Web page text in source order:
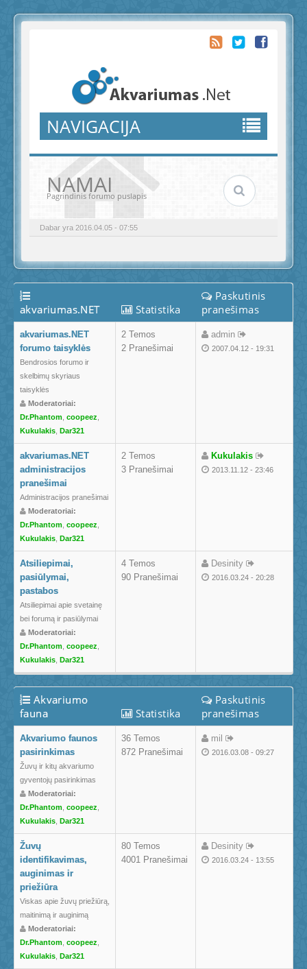
NAVIGACIJA
Registruotis
Prisijungti
E-akvariumai.lt
Akvariumai.lt
Išplėstinė paieška
Komanda
NAMAI
Pagrindinis forumo puslapis
Dabar yra 2016.04.05 - 07:55
akvariumas.NET Statistika
Paskutinis
pranešimas
akvariumas.NET
forumo taisyklės
Bendrosios forumo ir
skelbimų skyriaus
taisyklės
Moderatoriai:
Dr.Phantom coopeez
Kukulakis Dar321
2 Temos
2 Pranešimai
admin
2007.04.12 - 19:31
akvariumas.NET
administracijos
pranešimai
Administracijos pranešimai
Moderatoriai:
Dr.Phantom coopeez
Kukulakis Dar321
2 Temos
3 Pranešimai
Kukulakis
2013.11.12 - 23:46
Atsiliepimai,
pasiūlymai,
pastabos
Atsiliepimai apie svetainę
bei forumą ir pasiūlymai
Moderatoriai:
Dr.Phantom coopeez
Kukulakis Dar321
4 Temos
90 Pranešimai
Desinity
2016.03.24 - 20:28
Akvariumo
fauna
Statistika
Paskutinis
pranešimas
Akvariumo faunos
pasirinkimas
Žuvų ir kitų akvariumo
gyventojų pasirinkimas
Moderatoriai:
Dr.Phantom coopeez
Kukulakis Dar321
36 Temos
872 Pranešimai
mil
2016.03.08 - 09:27
Žuvų
identifikavimas,
auginimas ir
priežiūra
Viskas apie žuvų priežiūrą,
maitinimą ir auginimą
Moderatoriai:
Dr.Phantom coopeez
Kukulakis Dar321
80 Temos
4001 Pranešimai
Desinity
2016.03.24 - 13:55